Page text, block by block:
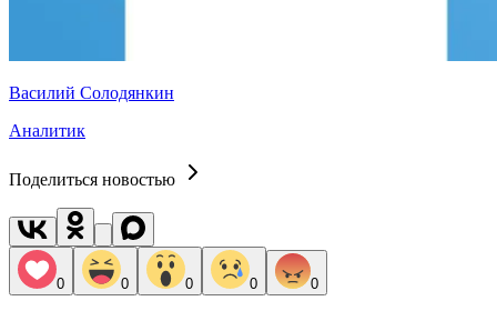
Василий Солодянкин
Аналитик
Поделиться новостью
0 0 0 0 0